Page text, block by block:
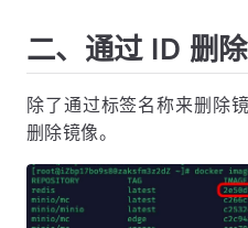
二、通过 ID 删
除了通过标签名称来删除
删除镜像。